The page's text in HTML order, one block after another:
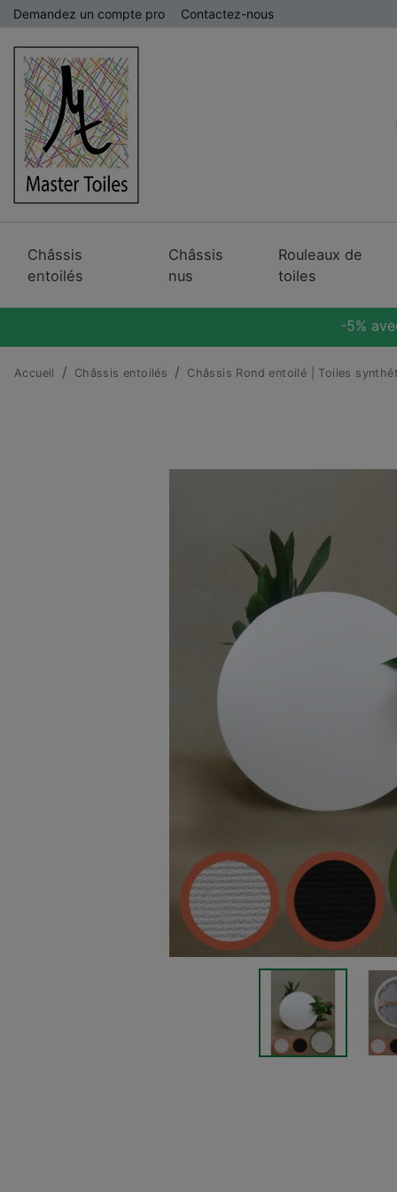
Demandez un compte pro Contactez-nous
Châssis
entoilés
Châssis
nus
Rouleaux de
toiles
-5%
Accueil Châssis entoilés Châssis Rond entoilé | Toiles